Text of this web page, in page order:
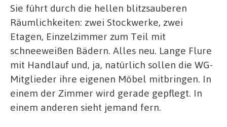
Sie führt durch die hellen blitzsauberen
Räumlichkeiten: zwei Stockwerke, zwei
Etagen, Einzelzimmer zum Teil mit
schneeweißen Bädern. Alles neu. Lange Flure
mit Handlauf und, ja, natürlich sollen die WG-
Mitglieder ihre eigenen Möbel mitbringen. In
einem der Zimmer wird gerade gepflegt. In
einem anderen sieht jemand fern.